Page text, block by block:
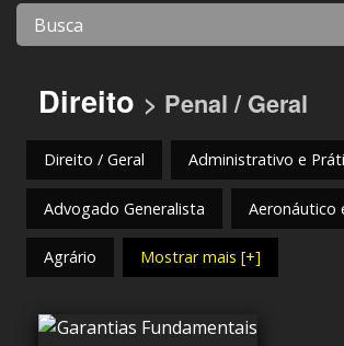
Direito > Penal / Geral
Direito / Geral Administrativo e
Advogado Generalista Aeronáutico
Agrário Mostrar mais [+]